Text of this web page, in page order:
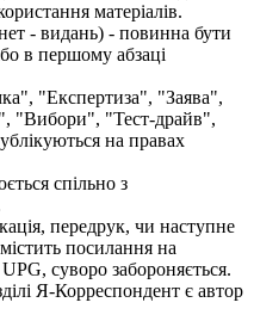
матеріалів.
- видань) - повинна бути
в першому абзаці
"Експертиза", "Заява",
"Вибори", "Тест-драйв",
на правах
спільно з
передрук, чи наступне
посилання на
суворо забороняється.
Я-Корреспондент є автор